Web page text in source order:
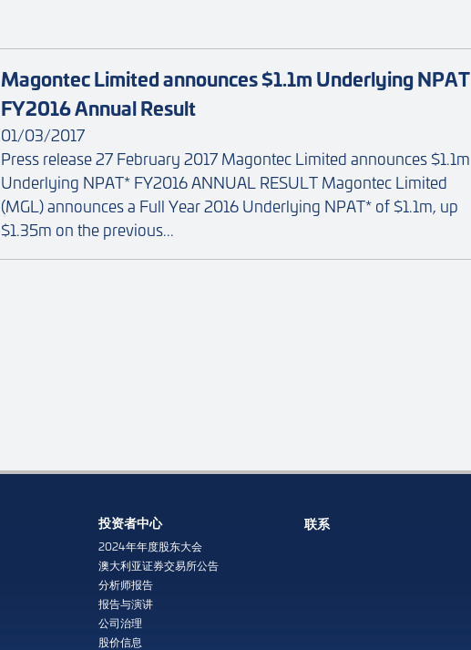
Magontec Limited announces $1.1m Underlying NPAT
FY2016 Annual Result
01/03/2017
Press release 27 February 2017 Magontec Limited announces $1.1m
Underlying NPAT* FY2016 ANNUAL RESULT Magontec Limited
(MGL) announces a Full Year 2016 Underlying NPAT* of $1.1m, up
$1.35m on the previous...
投资者中心
2024年年度股东大会
澳大利亚证券交易所公告
分析师报告
报告与演讲
公司治理
股价信息
联系